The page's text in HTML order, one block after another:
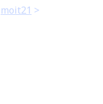
moit21 >